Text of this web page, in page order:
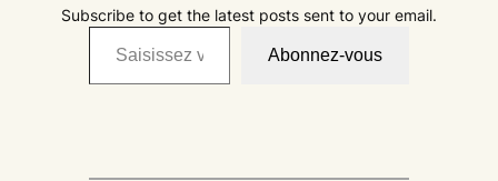
Subscribe to get the latest posts sent to your email.
Saisissez votre adresse e-mail…
Abonnez-vous